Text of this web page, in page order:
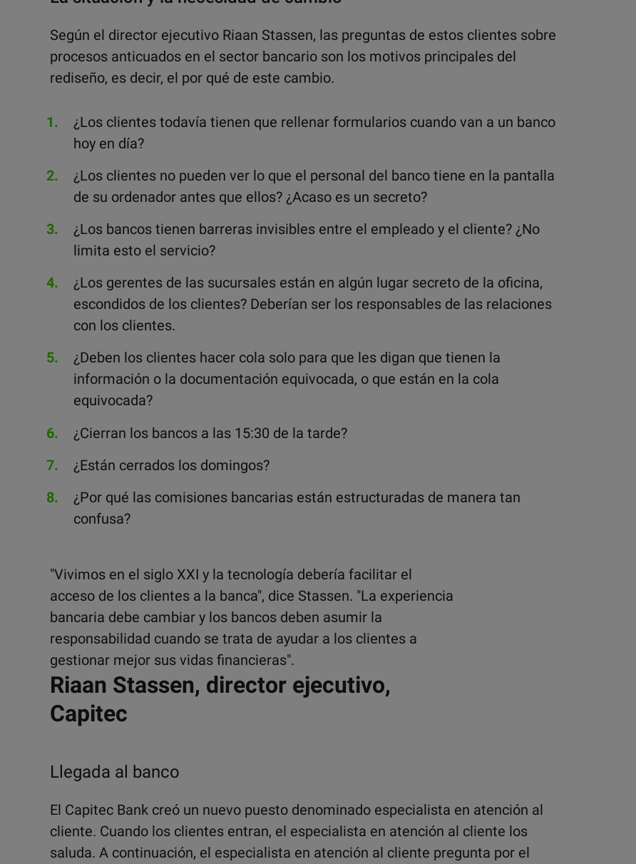
Según el director ejecutivo Riaan Stassen, las preguntas de estos clientes sobre
procesos anticuados en el sector bancario son los motivos principales del
rediseño, es decir, el por qué de este cambio.
¿Los clientes todavía tienen que rellenar formularios cuando van a un banco
hoy en día?
¿Los clientes no pueden ver lo que el personal del banco tiene en la pantalla
de su ordenador antes que ellos? ¿Acaso es un secreto?
¿Los bancos tienen barreras invisibles entre el empleado y el cliente? ¿No
limita esto el servicio?
¿Los gerentes de las sucursales están en algún lugar secreto de la oficina,
escondidos de los clientes? Deberían ser los responsables de las relaciones
con los clientes.
¿Deben los clientes hacer cola solo para que les digan que tienen la
información o la documentación equivocada, o que están en la cola
equivocada?
¿Cierran los bancos a las 15:30 de la tarde?
¿Están cerrados los domingos?
¿Por qué las comisiones bancarias están estructuradas de manera tan
confusa?
"Vivimos en el siglo XXI y la tecnología debería facilitar el
acceso de los clientes a la banca", dice Stassen. "La experiencia
bancaria debe cambiar y los bancos deben asumir la
responsabilidad cuando se trata de ayudar a los clientes a
gestionar mejor sus vidas financieras".
Riaan Stassen, director ejecutivo,
Capitec
Llegada al banco
El Capitec Bank creó un nuevo puesto denominado especialista en atención al
cliente. Cuando los clientes entran, el especialista en atención al cliente los
saluda. A continuación, el especialista en atención al cliente pregunta por el